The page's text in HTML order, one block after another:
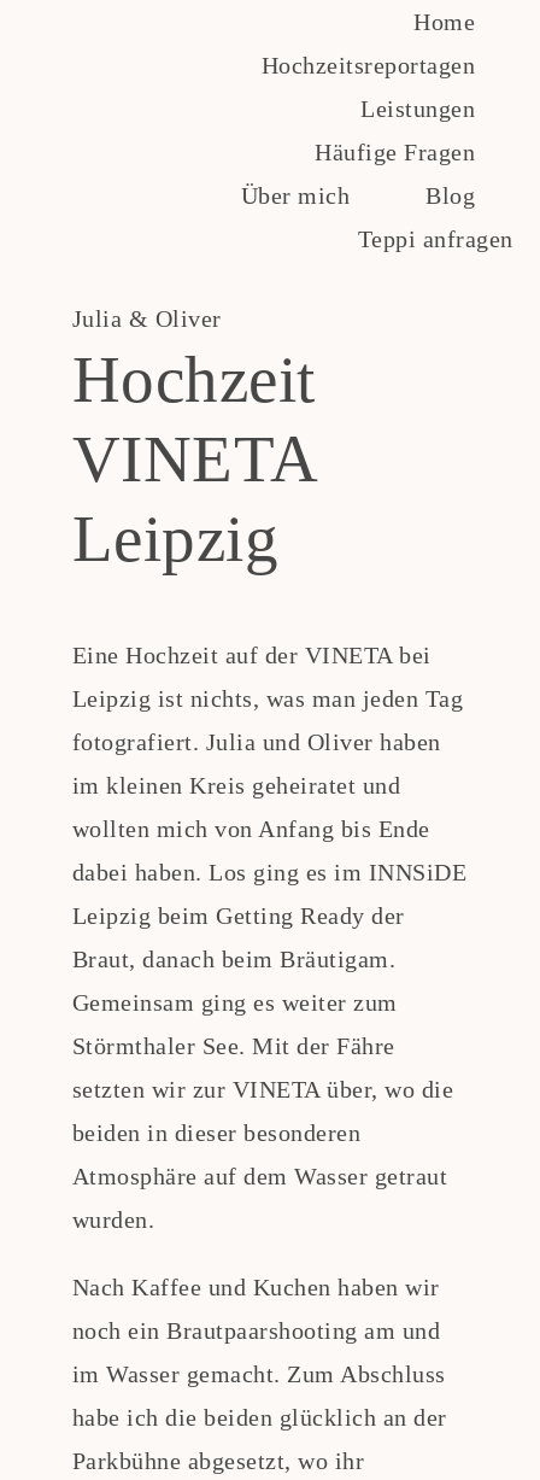
Home
Hochzeitsreportagen
Leistungen
Häufige Fragen
Über mich
Blog
Teppi anfragen
Julia & Oliver
Hochzeit
VINETA
Leipzig
Eine Hochzeit auf der VINETA bei
Leipzig ist nichts, was man jeden Tag
fotografiert. Julia und Oliver haben
im kleinen Kreis geheiratet und
wollten mich von Anfang bis Ende
dabei haben. Los ging es im INNSiDE
Leipzig beim Getting Ready der
Braut, danach beim Bräutigam.
Gemeinsam ging es weiter zum
Störmthaler See. Mit der Fähre
setzten wir zur VINETA über, wo die
beiden in dieser besonderen
Atmosphäre auf dem Wasser getraut
wurden.
Nach Kaffee und Kuchen haben wir
noch ein Brautpaarshooting am und
im Wasser gemacht. Zum Abschluss
habe ich die beiden glücklich an der
Parkbühne abgesetzt, wo ihr